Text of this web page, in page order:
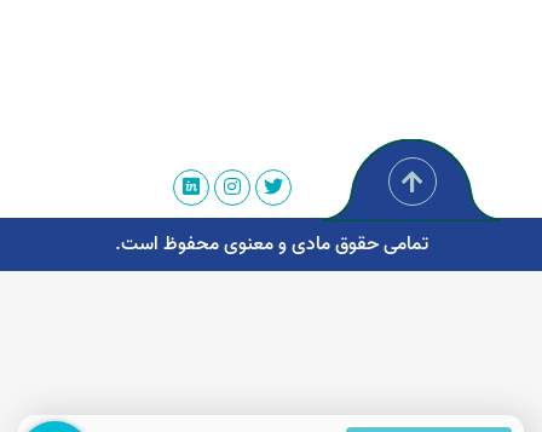
تمامی حقوق مادی و معنوی محفوظ است.